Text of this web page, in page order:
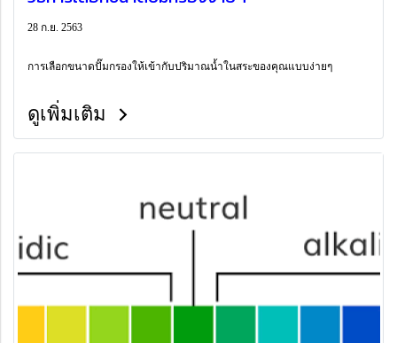
28 ก.ย. 2563
การเลือกขนาดปั๊มกรองให้เข้ากับปริมาณน้ำในสระของคุณแบบง่ายๆ
ดูเพิ่มเติม